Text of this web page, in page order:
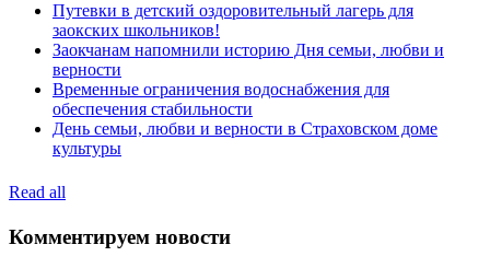
Путевки в детский оздоровительный лагерь для
заокских школьников!
Заокчанам напомнили историю Дня семьи, любви и
верности
Временные ограничения водоснабжения для
обеспечения стабильности
День семьи, любви и верности в Страховском доме
культуры
Read all
Комментируем новости